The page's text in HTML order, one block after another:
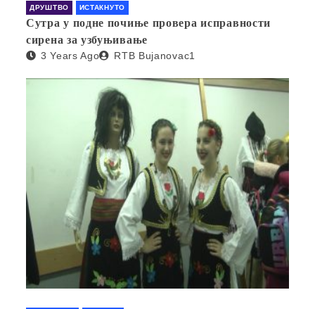
ДРУШТВО ИСТАКНУТО
Сутра у подне почиње провера исправности
сирена за узбуњивање
3 Years Ago RTB Bujanovac1